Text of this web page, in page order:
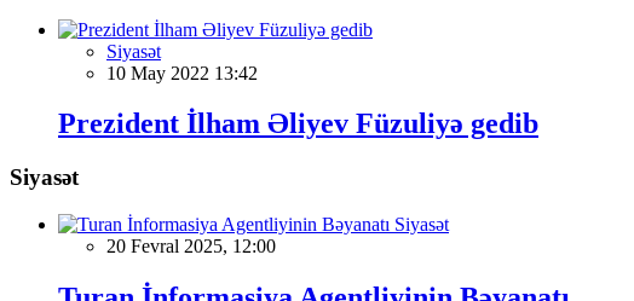
Siyasət
10 May 2022 13:42
Prezident İlham Əliyev Füzuliyə gedib
Siyasət
Siyasət
20 Fevral 2025, 12:00